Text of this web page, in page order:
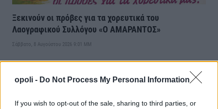
opoli - Do Not Process My Personal Information
If you wish to opt-out of the sale, sharing to third parties, or
Ξεκινούν οι πρόβες για τα χορευτικά του
Λαογραφικού Συλλόγου «Ο ΑΜΑΡΑΝΤΟΣ»
Σάββατο, 8 Αυγούστου 2026 9:01 ΜΜ